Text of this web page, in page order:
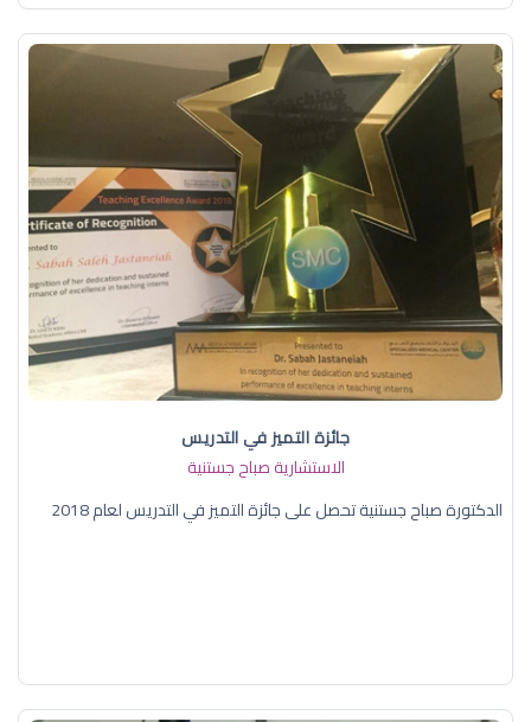
جائزة التميز في التدريس
الاستشارية صباح جستنية
الدكتورة صباح جستنية تحصل على جائزة التميز في التدريس لعام 2018